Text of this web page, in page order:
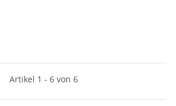
Artikel 1 - 6 von 6